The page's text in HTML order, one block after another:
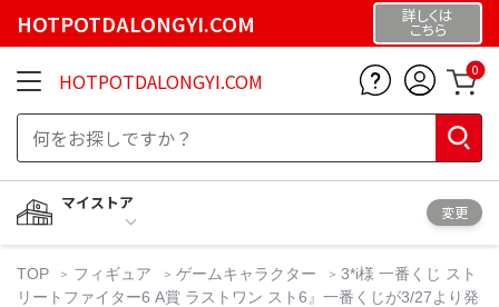
HOTPOTDALONGYI.COM 詳しくは
こちら
HOTPOTDALONGYI.COM 0
マイストア
変更
TOP フィギュア ゲームキャラクター
3*i様 一番くじ スト
リートファイター6 A賞 ラストワン スト6』一番くじが3/27より発